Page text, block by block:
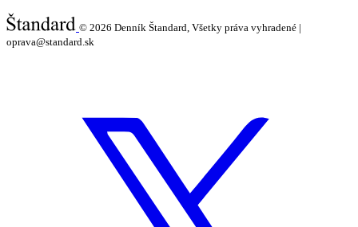
© 2026 Denník Štandard, Všetky práva vyhradené |
oprava@standard.sk